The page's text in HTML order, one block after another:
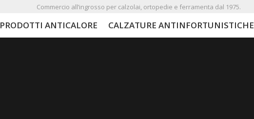
Commercio all’ingrosso per calzolai, ortopedie e ferramenta dal 1975.
PRODOTTI ANTICALORE CALZATURE ANTINFORTUNISTICHE